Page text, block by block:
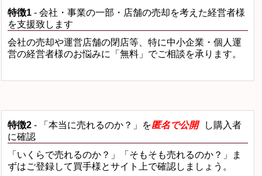
特徴1 - 会社・事業の一部・店舗の売却を考えた経営者様
を支援致します
会社の売却や運営店舗の閉店等、特に中小企業・個人運
営の経営者様のお悩みに「無料」でご相談を承ります。
特徴2 - 「本当に売れるのか？」を匿名で公開
し購入者
に確認
「いくらで売れるのか？」「そもそも売れるのか？」ま
ずはご登録して買手様とサイト上で確認しましょう。